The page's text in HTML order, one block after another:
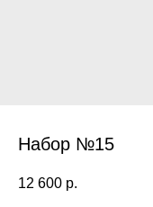
Набор №15
12 600 р.